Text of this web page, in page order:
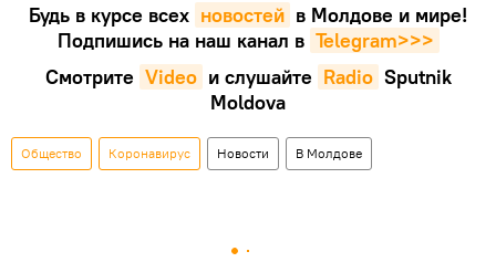
Будь в курсе всех новостей в Молдове и мире!
Подпишись на наш канал в Telegram>>>
Смотрите Video и слушайте Radio Sputnik
Moldova
Общество Коронавирус Новости В Молдове